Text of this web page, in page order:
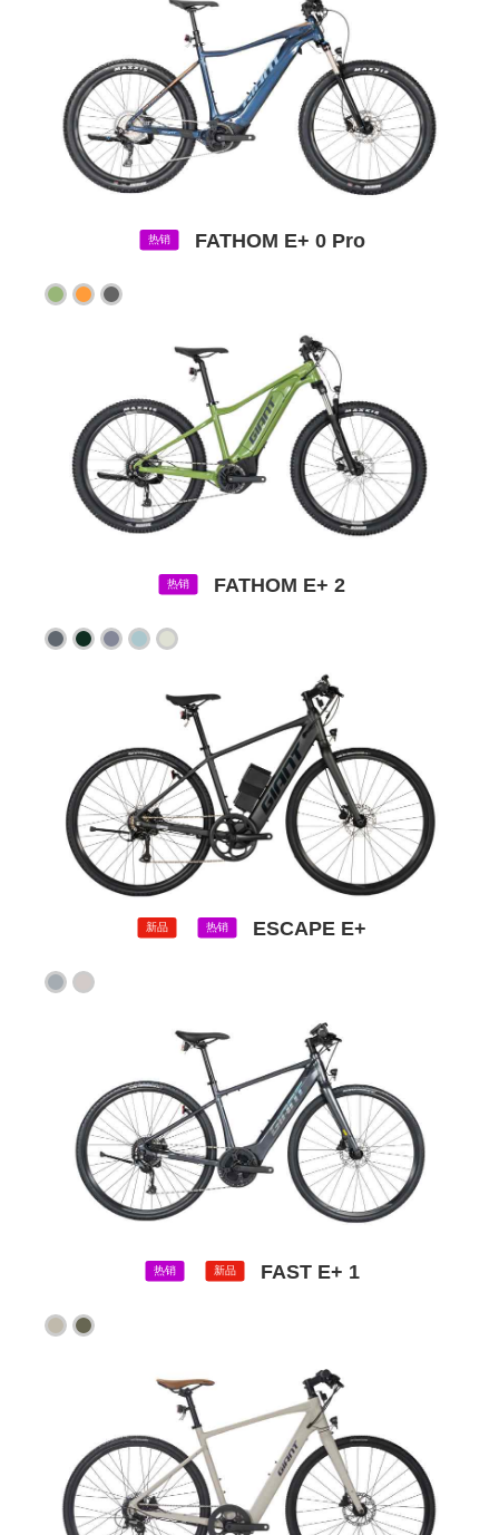
热销 FATHOM E+ 0 Pro
热销 FATHOM E+ 2
新品 热销 ESCAPE E+
热销 新品 FAST E+ 1